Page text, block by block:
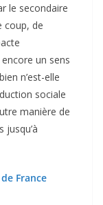
le secondaire
coup, de
un sens
n’est-elle
sociale
manière de
jusqu’à
France